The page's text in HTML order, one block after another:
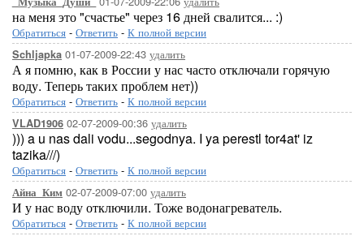
на меня это "счастье" через 16 дней свалится... :)
Обратиться - Ответить - К полной версии
Schljapka 01-07-2009-22:43 удалить
А я помню, как в России у нас часто отключали горячую
воду. Теперь таких проблем нет))
Обратиться - Ответить - К полной версии
VLAD1906 02-07-2009-00:36 удалить
))) a u nas dali vodu...segodnya. I ya perestl tor4at' iz
tazika///)
Обратиться - Ответить - К полной версии
Айна_Ким 02-07-2009-07:00 удалить
И у нас воду отключили. Тоже водонагреватель.
Обратиться - Ответить - К полной версии